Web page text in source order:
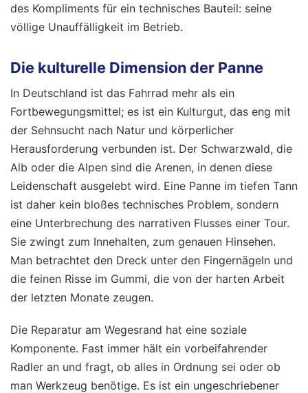
des Kompliments für ein technisches Bauteil: seine
völlige Unauffälligkeit im Betrieb.
Die kulturelle Dimension der Panne
In Deutschland ist das Fahrrad mehr als ein
Fortbewegungsmittel; es ist ein Kulturgut, das eng mit
der Sehnsucht nach Natur und körperlicher
Herausforderung verbunden ist. Der Schwarzwald, die
Alb oder die Alpen sind die Arenen, in denen diese
Leidenschaft ausgelebt wird. Eine Panne im tiefen Tann
ist daher kein bloßes technisches Problem, sondern
eine Unterbrechung des narrativen Flusses einer Tour.
Sie zwingt zum Innehalten, zum genauen Hinsehen.
Man betrachtet den Dreck unter den Fingernägeln und
die feinen Risse im Gummi, die von der harten Arbeit
der letzten Monate zeugen.
Die Reparatur am Wegesrand hat eine soziale
Komponente. Fast immer hält ein vorbeifahrender
Radler an und fragt, ob alles in Ordnung sei oder ob
man Werkzeug benötige. Es ist ein ungeschriebener